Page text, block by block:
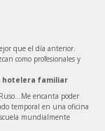
que el día anterior.
como profesionales y
hotelera familiar
encanta poder
temporal en una oficina
mundialmente